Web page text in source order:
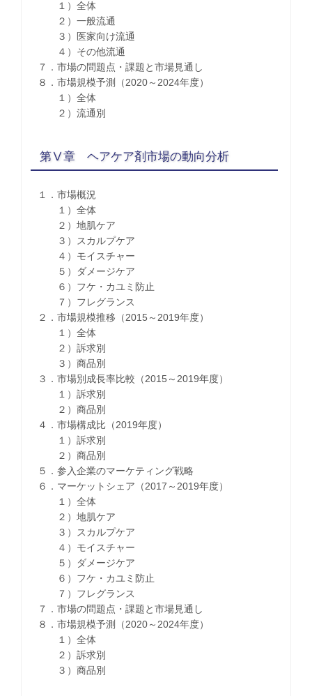
１）全体
２）一般流通
３）医家向け流通
４）その他流通
７．市場の問題点・課題と市場見通し
８．市場規模予測（2020～2024年度）
１）全体
２）流通別
第Ⅴ章 ヘアケア剤市場の動向分析
１．市場概況
１）全体
２）地肌ケア
３）スカルプケア
４）モイスチャー
５）ダメージケア
６）フケ・カユミ防止
７）フレグランス
２．市場規模推移（2015～2019年度）
１）全体
２）訴求別
３）商品別
３．市場別成長率比較（2015～2019年度）
１）訴求別
２）商品別
４．市場構成比（2019年度）
１）訴求別
２）商品別
５．参入企業のマーケティング戦略
６．マーケットシェア（2017～2019年度）
１）全体
２）地肌ケア
３）スカルプケア
４）モイスチャー
５）ダメージケア
６）フケ・カユミ防止
７）フレグランス
７．市場の問題点・課題と市場見通し
８．市場規模予測（2020～2024年度）
１）全体
２）訴求別
３）商品別